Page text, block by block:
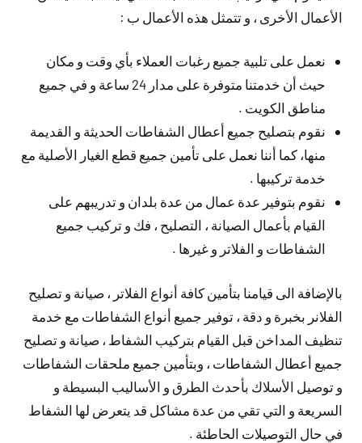
الأعمال الأخرى ، و تتمثل هذه الأعمال ب :
نعمل على تلبية جميع رغبات العملاء بأي وقت و مكان
حيث أن خدمتنا متوفرة على مدار 24 ساعة و في جميع
مناطق الكويت .
نقوم بتصليح جميع أعطال الشفاطات الحديثة و القديمة
منها، كما أننا نعمل على تأمين جميع قطع الغيار الأصلية مع
خدمة تركيبها .
نقوم بتوفير عدة عمال من عدة بلدان و تدريبهم على
القيام بأعمال الصيانة ، التصليح ، فك و تركيب جميع
الشفاطات و الفلاتر و غيرها .
بالإضافة الى قيامنا بتأمين كافة أنواع الفلاتر ، صيانة و تصليح
الفلانر بخبرة و دقة ، توفير جميع أنواع الشفاطات مع خدمة
تنظيف المداخن قبل القيام بتركيب الشفاط ، صيانة و تصليح
جميع أعطال الشفاطات ، وبتأمين جميع ملحقات الشفاطات
و توصيل الأسلاك بأحدث الطرق و الأساليب البسيطة و
السريعة و التي تقي من عدة مشاكل قد يتعرض لها الشفاط
في حال التوصيلات الحاطئة .